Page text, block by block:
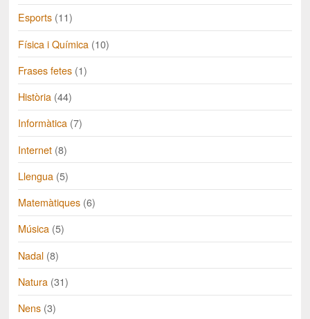
Esports (11)
Física i Química (10)
Frases fetes (1)
Història (44)
Informàtica (7)
Internet (8)
Llengua (5)
Matemàtiques (6)
Música (5)
Nadal (8)
Natura (31)
Nens (3)